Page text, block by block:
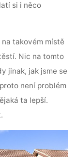
si i něco
takovém místě
Nic na tomto
jinak, jak jsme se
není problém
ta lepší.